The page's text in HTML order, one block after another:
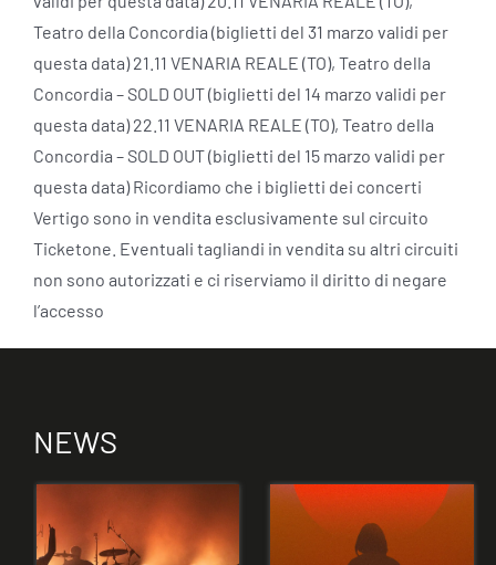
Teatro della Concordia (biglietti del 31 marzo validi per
questa data) 21.11 VENARIA REALE (TO), Teatro della
Concordia – SOLD OUT (biglietti del 14 marzo validi per
questa data) 22.11 VENARIA REALE (TO), Teatro della
Concordia – SOLD OUT (biglietti del 15 marzo validi per
questa data) Ricordiamo che i biglietti dei concerti
Vertigo sono in vendita esclusivamente sul circuito
Ticketone. Eventuali tagliandi in vendita su altri circuiti
non sono autorizzati e ci riserviamo il diritto di negare
l’accesso
NEWS